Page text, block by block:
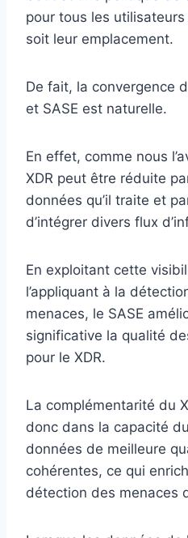
pour tous les
soit leur emplacement.
De fait, la convergence
et SASE est naturelle.
En effet, comme nous
XDR peut être réduite
données qu’il traite et
d’intégrer divers flux
En exploitant cette
l’appliquant à la
menaces, le SASE
significative la qualité
pour le XDR.
La complémentarité du
donc dans la capacité
données de meilleure
cohérentes, ce qui
détection des menaces